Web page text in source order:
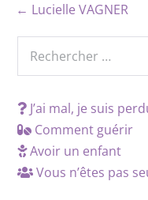
← Lucielle VAGNER
J’ai mal, je suis
Comment guérir
Avoir un enfant
Vous n’êtes pas